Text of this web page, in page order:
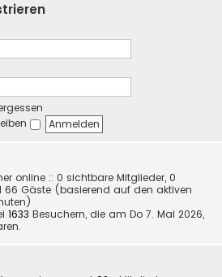
online :: 0 sichtbare Mitglieder, 0
66 Gäste (basierend auf den aktiven
1633 Besuchern, die am Do 7. Mai 2026,